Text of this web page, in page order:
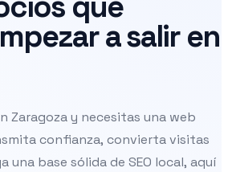
a salir en
Zaragoza y necesitas una web
confianza, convierta visitas
base sólida de SEO local, aquí